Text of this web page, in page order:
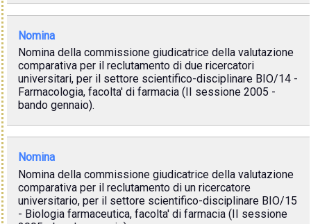
Nomina
Nomina della commissione giudicatrice della valutazione
comparativa per il reclutamento di due ricercatori
universitari, per il settore scientifico-disciplinare BIO/14 -
Farmacologia, facolta' di farmacia (II sessione 2005 -
bando gennaio).
Nomina
Nomina della commissione giudicatrice della valutazione
comparativa per il reclutamento di un ricercatore
universitario, per il settore scientifico-disciplinare BIO/15
- Biologia farmaceutica, facolta' di farmacia (II sessione